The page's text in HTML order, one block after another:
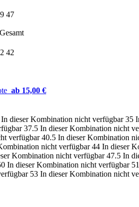
47
42
ab 15,00 €
In dieser Kombination nicht verfügbar 35
37.5 In dieser Kombination nicht
verfügbar 40.5 In dieser Kombination
nicht verfügbar 44 In dieser
Kombination nicht verfügbar 47.5 In
In dieser Kombination nicht verfügbar 51
53 In dieser Kombination nicht